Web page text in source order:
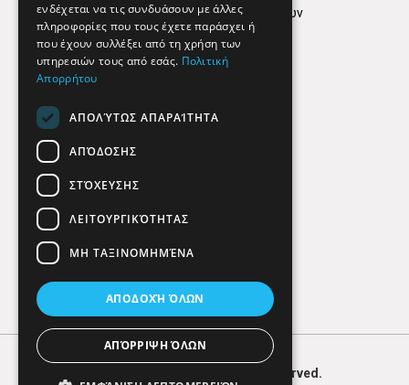
Πολιτική προστασίας δεδομένων
Findhere
Social Media
HERE. All Rights Reserved.
ενδέχεται να τις συνδυάσουν με άλλες
πληροφορίες που τους έχετε παράσχει ή
που έχουν συλλέξει από τη χρήση των
υπηρεσιών τους από εσάς. Πολιτική
Απορρήτου
ΑΠΟΛΎΤΩΣ ΑΠΑΡΑΊΤΗΤΑ
ΑΠΌΔΟΣΗΣ
ΣΤΌΧΕΥΣΗΣ
ΛΕΙΤΟΥΡΓΙΚΌΤΗΤΑΣ
ΜΗ ΤΑΞΙΝΟΜΗΜΈΝΑ
ΑΠΟΔΟΧΉ ΌΛΩΝ
ΑΠΌΡΡΙΨΗ ΌΛΩΝ